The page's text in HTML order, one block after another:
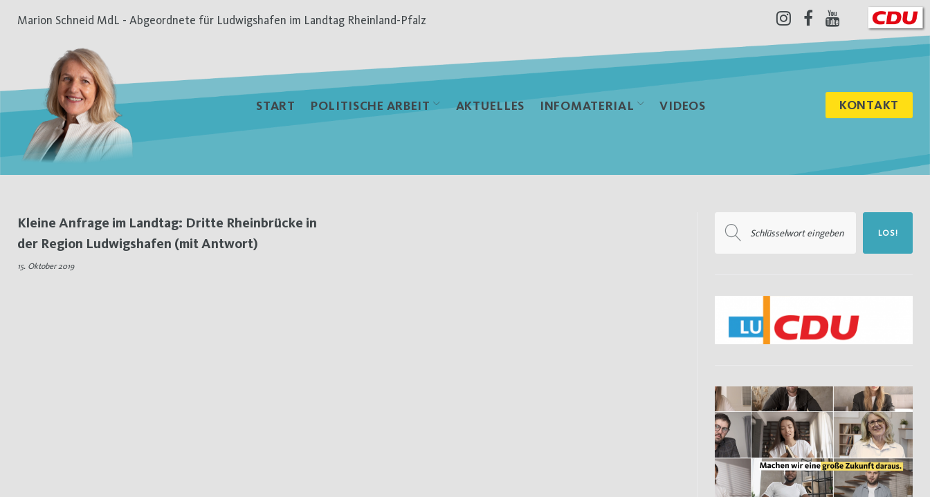
Inhalt
Marion Schneid MdL - Abgeordnete für Ludwigshafen im Landtag Rheinland-Pfalz
Instagram
Facebook
Youtube
START POLITISCHE ARBEIT AKTUELLES INFOMATERIAL VIDEOS KONTAKT
Schlagwort:
Rhein
Kleine Anfrage im Landtag: Dritte Rheinbrücke in
der Region Ludwigshafen (mit Antwort)
15. Oktober 2019
nach:
LOS!